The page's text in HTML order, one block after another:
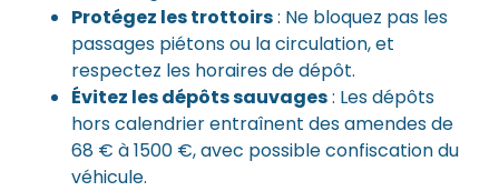
Protégez les trottoirs: Ne bloquez pas les
passages piétons ou la circulation, et
respectez les horaires de dépôt.
Évitez les dépôts sauvages: Les dépôts
hors calendrier entraînent des amendes de
68 € à 1500 €, avec possible confiscation du
véhicule.